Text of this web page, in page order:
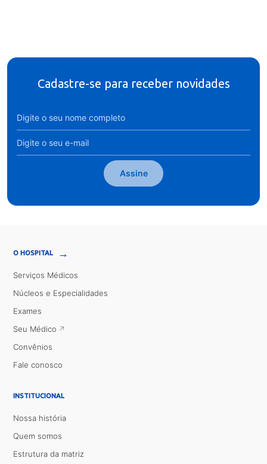
Cadastre-se para receber novidades
Assine
O HOSPITAL →
Serviços Médicos
Núcleos e Especialidades
Exames
Seu Médico
Convênios
Fale conosco
INSTITUCIONAL
Nossa história
Quem somos
Estrutura da matriz